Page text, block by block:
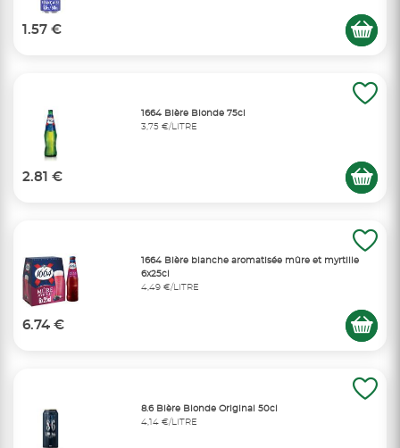
1.57 €
1664 Bière Blonde 75cl
3,75 €/LITRE
2.81 €
1664 Bière blanche aromatisée mûre et myrtille
6x25cl
4,49 €/LITRE
6.74 €
8.6 Bière Blonde Original 50cl
4,14 €/LITRE